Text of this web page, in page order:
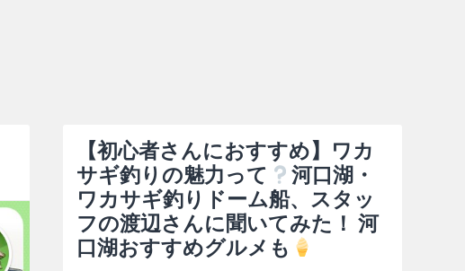
【初心者さんにおすすめ】ワカ
サギ釣りの魅力って
河口湖・
ワカサギ釣りドーム船、スタッ
フの渡辺さんに聞いてみた！ 河
口湖おすすめグルメも